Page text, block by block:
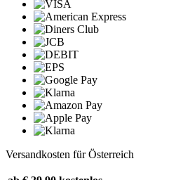
Versandkosten für Österreich